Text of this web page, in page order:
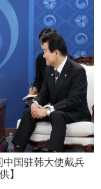
中国驻韩大使戴兵
】